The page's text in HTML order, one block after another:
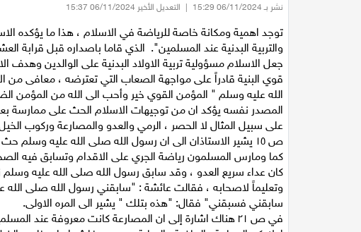
نشر بـ 06/11/2024 15:29 | التعديل الأخير 06/11/2024 15:37
توجد اهمية ومكانة خاصة للرياضة في الاسلام ، هذا ما يؤكده
والتربية البدنية عند المسلمين". الذي قاما باصداره قبل قرابة
جعل الاسلام مسؤولية تربية الاولاد البدنية على الوالدين وهدف
قوي البنية قادراً على مواجهة الصعاب التي تعترضه ، معافى
الله عليه وسلم " المؤمن القوي خير وأحب الى الله من المؤمن
المصدر نفسه يؤكد ان من توجيهات الاسلام الحث على ممارسة
على سبيل المثال لا الحصر ، الرمي والعدو والمصارعة وركوب
ص ١٥ يشير الاستاذان الى ان رسول الله صلى الله عليه وسلم حث على الرمي "عليكم بالرمي فإنه من خير لهوكم".
كما ومارس المسلمون رياضة الجري على الاقدام وتسابق فيه
كان عداء سريع العدو ، وقد سابق رسول الله صلى الله عليه
وتعليماً لاصحابه ، فقالت عائشة : "سابقني رسول الله صلى
سابقني فسبقني" فقال: "هذه بتلك " يشير الى المره الاولى.
في ص ٢١ هناك اشارة إلى ان المصارعة كانت معروفة عند